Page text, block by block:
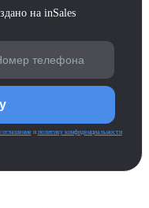
на inSales
и политику конфиденциальности